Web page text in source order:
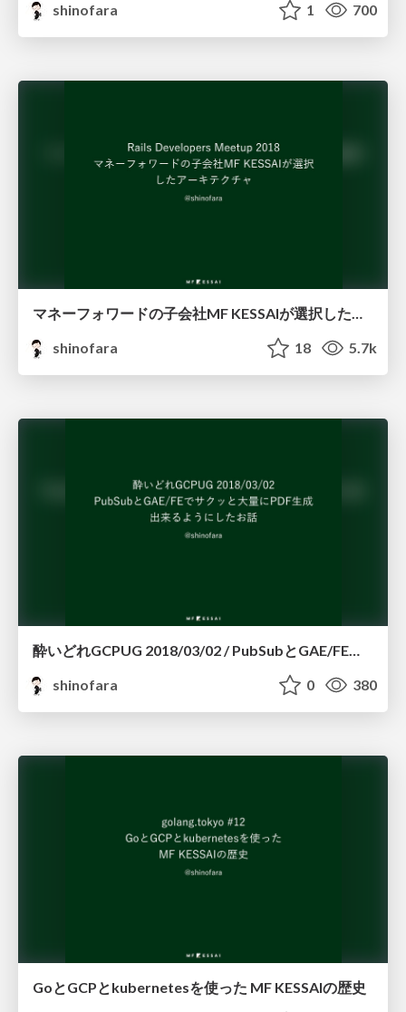
shinofara
1 700
shinofara
18 5.7k
酔いどれGCPUG 2018/03/02 / PubSubとGAE/FEでサクッと大量にPDF生成出来るようにしたお話
shinofara
0 380
GoとGCPとkubernetesを使った MF KESSAIの歴史